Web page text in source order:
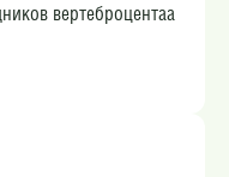
вертеброцентаа